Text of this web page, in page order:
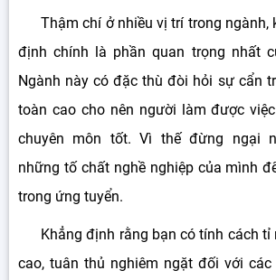
Thậm chí ở nhiều vị trí trong ngành,
định chính là phần quan trọng nhất
Ngành này có đặc thù đòi hỏi sự cẩn
toàn cao cho nên người làm được
chuyên môn tốt. Vì thế đừng ngại
những tố chất nghề nghiệp của mình
trong ứng tuyển.
Khẳng định rằng bạn có tính cách
cao, tuân thủ nghiêm ngặt đối với các